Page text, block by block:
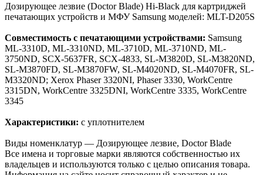
Дозирующее лезвие (Doctor Blade) Hi-Black для картриджей
печатающих устройств и МФУ Samsung моделей: MLT-D205S
Совместимость с печатающими устройствами: Samsung
ML-3310D, ML-3310ND, ML-3710D, ML-3710ND, ML-
3750ND, SCX-5637FR, SCX-4833, SL-M3820D, SL-M3820ND,
SL-M3870FD, SL-M3870FW, SL-M4020ND, SL-M4070FR, SL-
M3320ND; Xerox Phaser 3320NI, Phaser 3330, WorkCentre
3315DN, WorkCentre 3325DNI, WorkCentre 3335, WorkCentre
3345
Характеристики: с уплотнителем
Виды номенклатур — Дозирующее лезвие, Doctor Blade
Все имена и торговые марки являются собственностью их
владельцев и используются только с целью описания товара.